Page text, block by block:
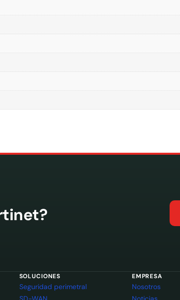
SOLUCIONES
Seguridad perimetral
EMPRESA
Nosotros